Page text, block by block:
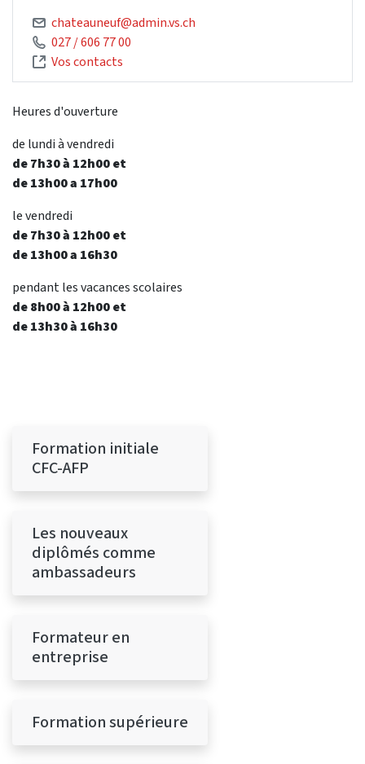
chateauneuf@admin.vs.ch
027 / 606 77 00
Vos contacts
Heures d'ouverture
de lundi à vendredi
de 7h30 à 12h00 et
de 13h00 a 17h00
le vendredi
de 7h30 à 12h00 et
de 13h00 a 16h30
pendant les vacances scolaires
de 8h00 à 12h00 et
de 13h30 à 16h30
Formation initiale
CFC-AFP
Les nouveaux
diplômés comme
ambassadeurs
Formateur en
entreprise
Formation supérieure